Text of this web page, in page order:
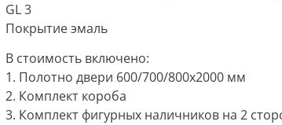
GL 3
Покрытие эмаль
В стоимость включено:
1. Полотно двери 600/700/800х2000 мм
2. Комплект короба
3. Комплект фигурных наличников на 2